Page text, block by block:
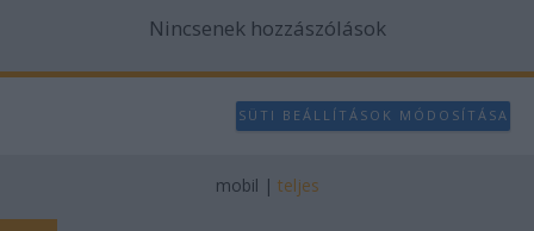
Nincsenek hozzászólások
SÜTI BEÁLLÍTÁSOK MÓDOSÍTÁSA
mobil | teljes